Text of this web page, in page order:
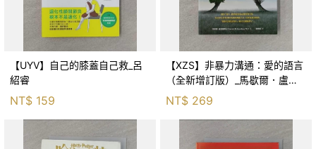
【UYV】自己的膝蓋自己救_呂
紹睿
NT$ 159
【XZS】非暴力溝通：愛的語言
（全新增訂版）_馬歇爾．盧森
堡, 蕭寶森
NT$ 269